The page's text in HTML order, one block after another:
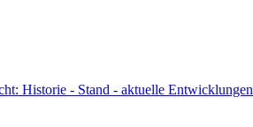
Historie - Stand - aktuelle Entwicklungen